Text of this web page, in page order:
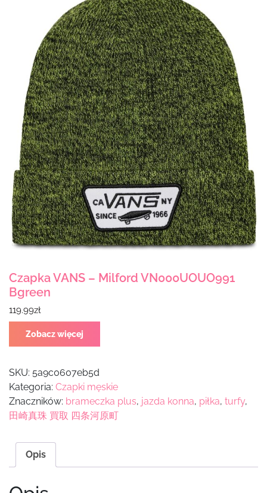
Czapka VANS – Milford VN000UOUO991
Bgreen
119.99zł
Zobacz więcej
SKU: 5a9c0607eb5d
Kategoria: Czapki męskie
Znaczników: brameczka plus, jazda konna, piłka, turfy,
田崎真珠 買取 四条河原町
Opis